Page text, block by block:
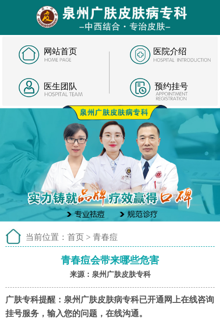
网站首页 医院介绍
医生团队 预约挂号
当前位置： 首页 > 青春痘
青春痘会带来哪些危害
来源：泉州广肤皮肤专科
广肤专科提醒： 泉州广肤皮肤病专科已开通网上在线咨询
挂号服务，输入您的问题，在线沟通。